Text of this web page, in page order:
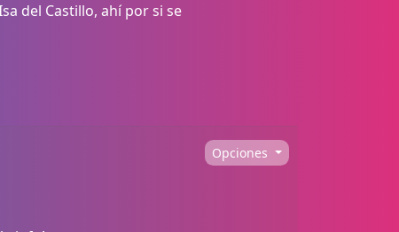
del Castillo, ahí por si se
Opciones